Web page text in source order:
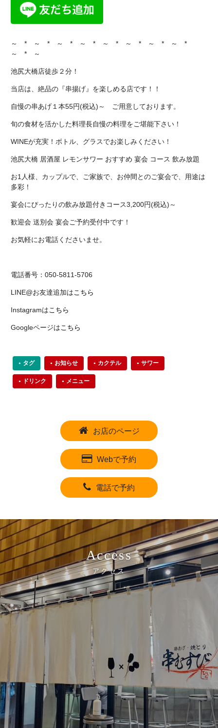
～ * ～ * ～ * ～ * ～ * ～ * ～ * ～ *
～ * ～
池尻大橋店徒歩２分！
当店は、絶品の『串揚げ』を楽しめる店です！！
自慢の串あげ１本55円(税込)～ ご用意しております。
旬の食材を活かした料理長自慢の料理をご堪能下さい！
WINEが充実！ボトル、グラスでお楽しみください！
池尻大橋 居酒屋 レモンサワー おすすめ 宴会 コース 飲み放題
お1人様、カップルで、ご家族で、お仲間とのご宴会で、用途は
多彩！
宴会にぴったりの飲み放題付きコース3,200円(税込)～
歓迎会 送別会 宴会ご予約受付中です！
お気軽にお電話くださいませ。
電話番号：050-5811-5706
LINE@お友達追加はこちら
Instagramはこちら
Googleページはこちら
タグ お知らせ カクテル サワー
ドリンク メニュー
お店のページ
Webで予約
電話で予約
Access
アクセス